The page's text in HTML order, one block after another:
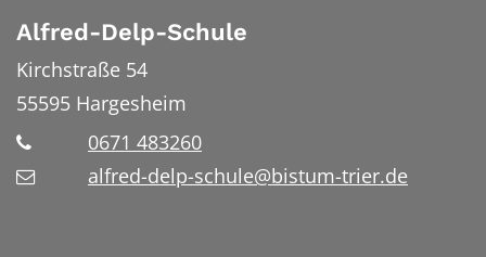
Alfred-Delp-Schule
Kirchstraße 54
55595 Hargesheim
0671 483260
alfred-delp-schule@bistum-trier.de